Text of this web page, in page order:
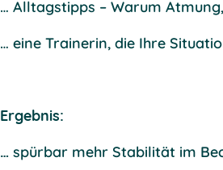
… Alltagstipps – Warum
… eine Trainerin, die Ihre
Ergebnis:
… spürbar mehr Stabilität im